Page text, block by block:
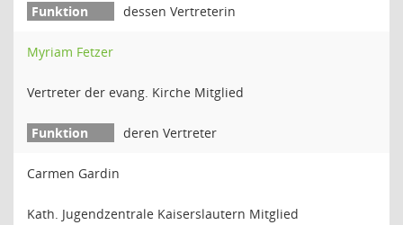
dessen Vertreterin
Myriam Fetzer
Vertreter der evang. Kirche Mitglied
deren Vertreter
Carmen Gardin
Kath. Jugendzentrale Kaiserslautern Mitglied